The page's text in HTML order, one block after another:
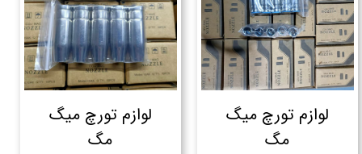
لوازم تورچ میگ
مگ
لوازم تورچ میگ
مگ